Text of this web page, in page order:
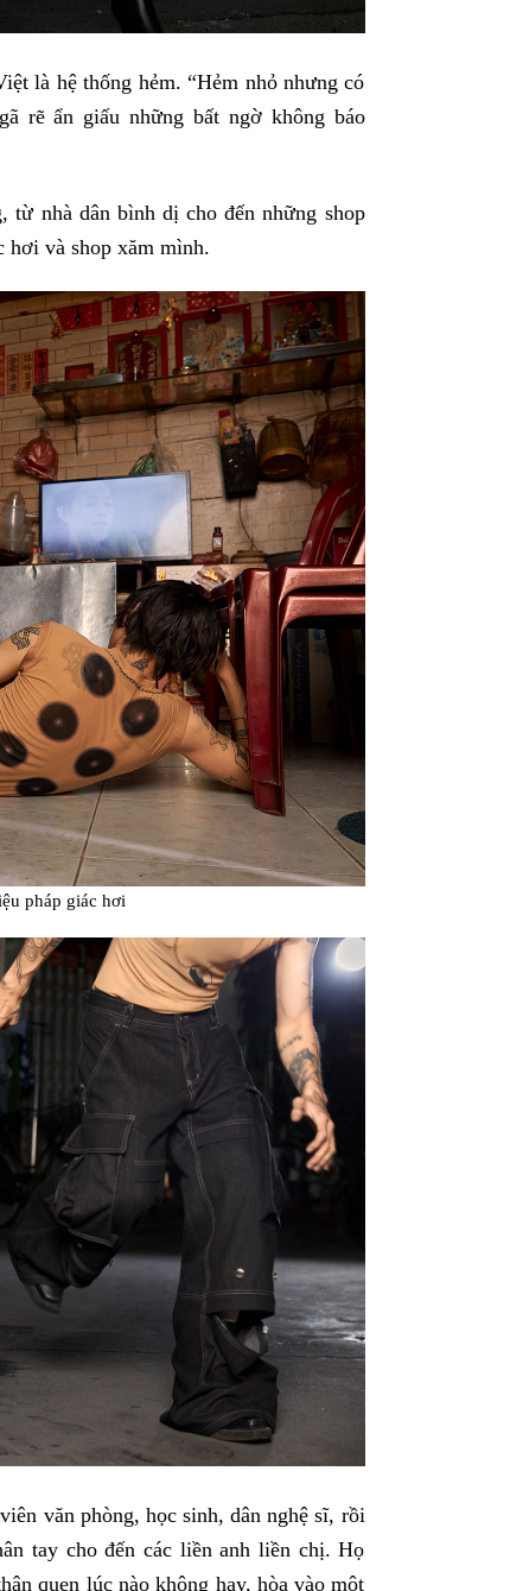
là hệ thống hẻm. “Hẻm nhỏ nhưng có
rẽ ẩn giấu những bất ngờ không báo
từ nhà dân bình dị cho đến những shop
hơi và shop xăm mình.
pháp giác hơi
văn phòng, học sinh, dân nghệ sĩ, rồi
tay cho đến các liền anh liền chị. Họ
quen lúc nào không hay, hòa vào một